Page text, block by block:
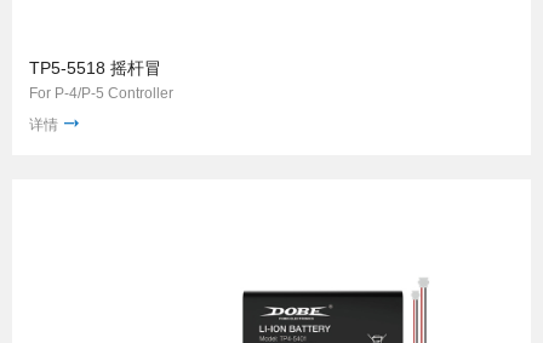
TP5-5518 摇杆冒
For P-4/P-5 Controller
详情